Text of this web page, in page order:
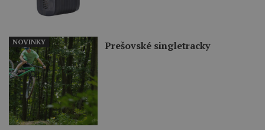
Prešovské singletracky
NOVINKY